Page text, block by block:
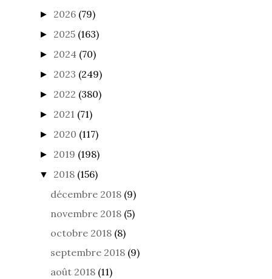
► 2026 (79)
► 2025 (163)
► 2024 (70)
► 2023 (249)
► 2022 (380)
► 2021 (71)
► 2020 (117)
► 2019 (198)
▼ 2018 (156)
décembre 2018 (9)
novembre 2018 (5)
octobre 2018 (8)
septembre 2018 (9)
août 2018 (11)